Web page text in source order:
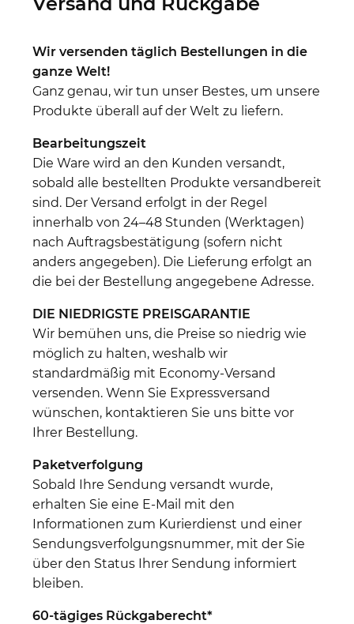
Wir versenden täglich Bestellungen in die
ganze Welt!
Ganz genau, wir tun unser Bestes, um unsere
Produkte überall auf der Welt zu liefern.
Bearbeitungszeit
Die Ware wird an den Kunden versandt,
sobald alle bestellten Produkte versandbereit
sind. Der Versand erfolgt in der Regel
innerhalb von 24–48 Stunden (Werktagen)
nach Auftragsbestätigung (sofern nicht
anders angegeben). Die Lieferung erfolgt an
die bei der Bestellung angegebene Adresse.
DIE NIEDRIGSTE PREISGARANTIE
Wir bemühen uns, die Preise so niedrig wie
möglich zu halten, weshalb wir
standardmäßig mit Economy-Versand
versenden. Wenn Sie Expressversand
wünschen, kontaktieren Sie uns bitte vor
Ihrer Bestellung.
Paketverfolgung
Sobald Ihre Sendung versandt wurde,
erhalten Sie eine E-Mail mit den
Informationen zum Kurierdienst und einer
Sendungsverfolgungsnummer, mit der Sie
über den Status Ihrer Sendung informiert
bleiben.
60-tägiges Rückgaberecht*